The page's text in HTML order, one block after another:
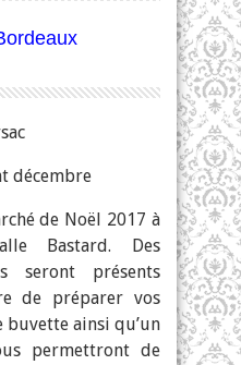
décembre
de Noël 2017 à
Bastard. Des
seront présents
de préparer vos
buvette ainsi qu’un
permettront de